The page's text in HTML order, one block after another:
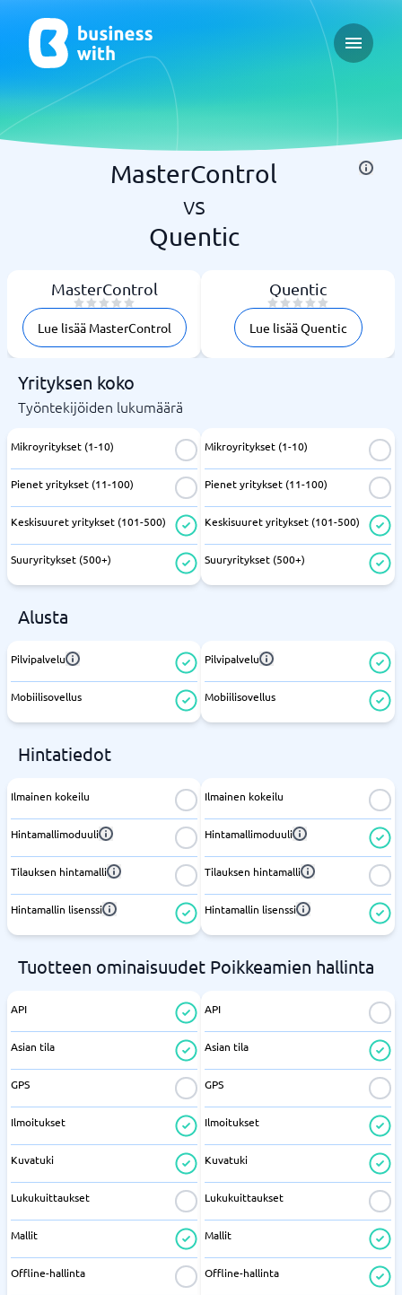
Open
MasterControl
vs
Quentic
MasterControl
Lue lisää MasterControl
Quentic
Lue lisää Quentic
Yrityksen koko
Työntekijöiden lukumäärä
Mikroyritykset (1-10)
Pienet yritykset (11-100)
Keskisuuret yritykset (101-500)
Suuryritykset (500+)
Mikroyritykset (1-10)
Pienet yritykset (11-100)
Keskisuuret yritykset (101-500)
Suuryritykset (500+)
Alusta
Pilvipalvelu
Mobiilisovellus
Pilvipalvelu
Mobiilisovellus
Hintatiedot
Ilmainen kokeilu
Hintamallimoduuli
Tilauksen hintamalli
Hintamallin lisenssi
Ilmainen kokeilu
Hintamallimoduuli
Tilauksen hintamalli
Hintamallin lisenssi
Tuotteen ominaisuudet Poikkeamien hallinta
API
Asian tila
GPS
Ilmoitukset
Kuvatuki
Lukukuittaukset
Mallit
Offline-hallinta
API
Asian tila
GPS
Ilmoitukset
Kuvatuki
Lukukuittaukset
Mallit
Offline-hallinta